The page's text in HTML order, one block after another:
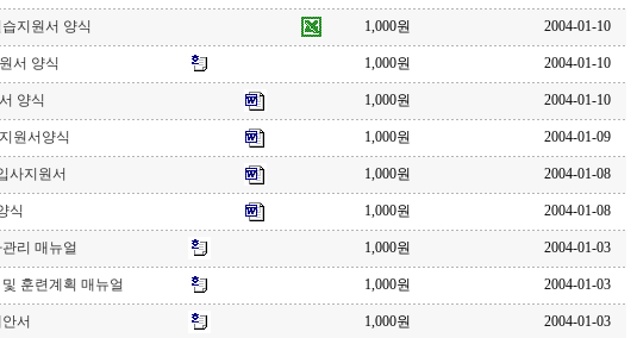
지원서 양식 1,000원 2004-01-10
서 양식 1,000원 2004-01-10
양식 1,000원 2004-01-10
원서양식 1,000원 2004-01-09
사지원서 1,000원 2004-01-08
식 1,000원 2004-01-08
리 매뉴얼 1,000원 2004-01-03
훈련계획 매뉴얼 1,000원 2004-01-03
서 1,000원 2004-01-03